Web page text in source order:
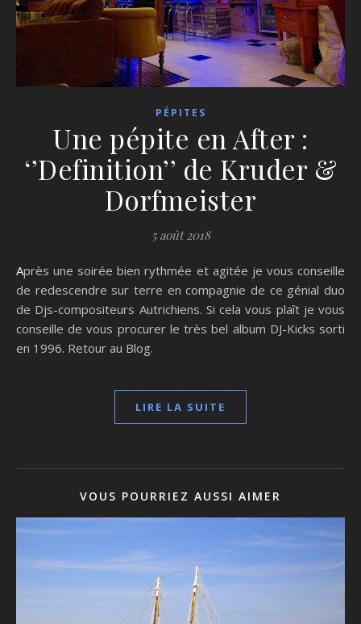
PÉPITES
Une pépite en After :
‘’Definition’’ de Kruder &
Dorfmeister
5 août 2018
Après une soirée bien rythmée et agitée je vous conseille
de redescendre sur terre en compagnie de ce génial duo
de Djs-compositeurs Autrichiens. Si cela vous plaît je vous
conseille de vous procurer le très bel album DJ-Kicks sorti
en 1996. Retour au Blog.
LIRE LA SUITE
VOUS POURRIEZ AUSSI AIMER